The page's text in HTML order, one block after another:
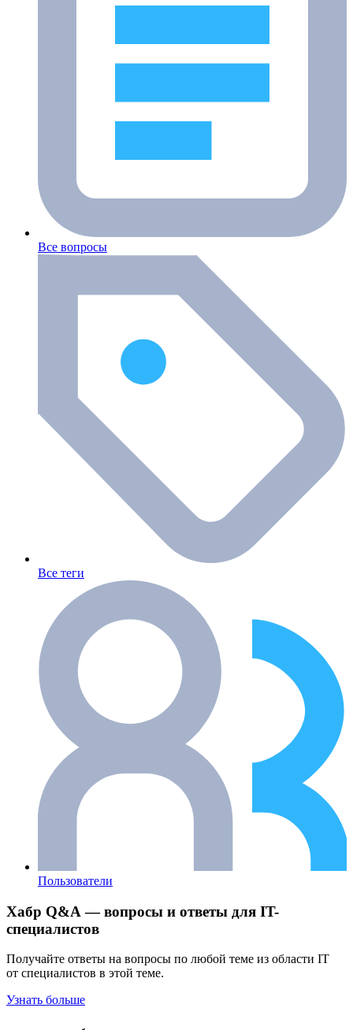
Все вопросы
Все теги
Пользователи
Хабр Q&A — вопросы и ответы для IT-
специалистов
Получайте ответы на вопросы по любой теме из области IT
от специалистов в этой теме.
Узнать больше